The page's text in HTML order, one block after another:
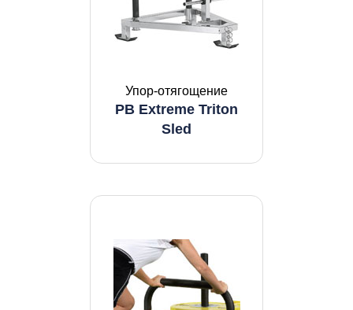
Упор-отягощение
PB Extreme Triton
Sled